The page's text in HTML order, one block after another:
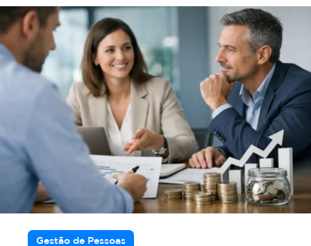
Gestão de Pessoas